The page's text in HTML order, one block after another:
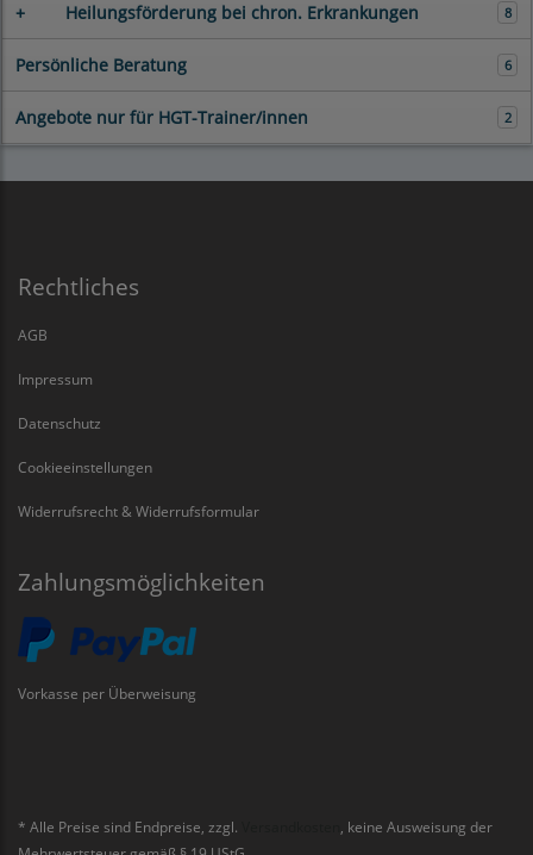
+ Heilungsförderung bei chron. Erkrankungen 8
Persönliche Beratung 6
Angebote nur für HGT-Trainer/innen 2
Rechtliches
AGB
Impressum
Datenschutz
Cookieeinstellungen
Widerrufsrecht & Widerrufsformular
Zahlungsmöglichkeiten
Vorkasse per Überweisung
* Alle Preise sind Endpreise, zzgl.
, keine Ausweisung der